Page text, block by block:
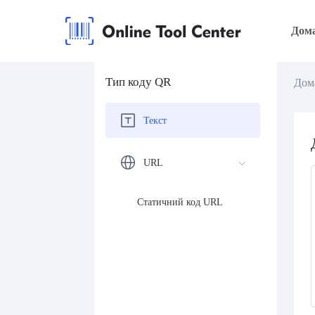
Тип коду QR
Текст
URL
Статичний код URL